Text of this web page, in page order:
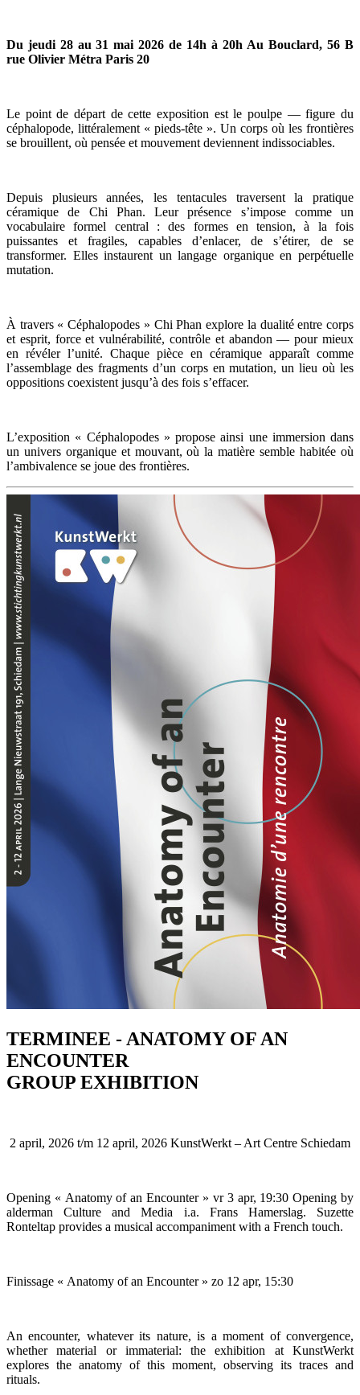
Du jeudi 28 au 31 mai 2026 de 14h à 20h Au Bouclard, 56 B
rue Olivier Métra Paris 20
Le point de départ de cette exposition est le poulpe — figure du
céphalopode, littéralement « pieds-tête ». Un corps où les frontières
se brouillent, où pensée et mouvement deviennent indissociables.
Depuis plusieurs années, les tentacules traversent la pratique
céramique de Chi Phan. Leur présence s’impose comme un
vocabulaire formel central : des formes en tension, à la fois
puissantes et fragiles, capables d’enlacer, de s’étirer, de se
transformer. Elles instaurent un langage organique en perpétuelle
mutation.
À travers « Céphalopodes » Chi Phan explore la dualité entre corps
et esprit, force et vulnérabilité, contrôle et abandon — pour mieux
en révéler l’unité. Chaque pièce en céramique apparaît comme
l’assemblage des fragments d’un corps en mutation, un lieu où les
oppositions coexistent jusqu’à des fois s’effacer.
L’exposition « Céphalopodes » propose ainsi une immersion dans
un univers organique et mouvant, où la matière semble habitée où
l’ambivalence se joue des frontières.
TERMINEE - ANATOMY OF AN
ENCOUNTER
GROUP EXHIBITION
2 april, 2026 t/m 12 april, 2026 KunstWerkt – Art Centre Schiedam
Opening « Anatomy of an Encounter » vr 3 apr, 19:30 Opening by
alderman Culture and Media i.a. Frans Hamerslag. Suzette
Ronteltap provides a musical accompaniment with a French touch.
Finissage « Anatomy of an Encounter » zo 12 apr, 15:30
An encounter, whatever its nature, is a moment of convergence,
whether material or immaterial: the exhibition at KunstWerkt
explores the anatomy of this moment, observing its traces and
rituals.